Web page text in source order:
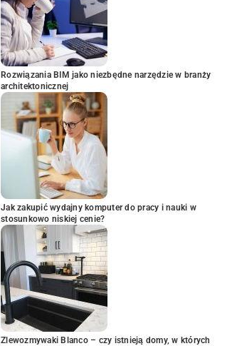
Rozwiązania BIM jako niezbędne narzędzie w branży
architektonicznej
Jak zakupić wydajny komputer do pracy i nauki w
stosunkowo niskiej cenie?
Zlewozmywaki Blanco – czy istnieją domy, w których